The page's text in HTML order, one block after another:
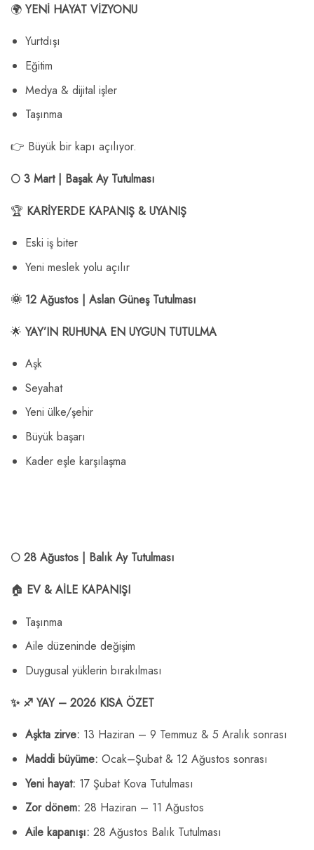
🌍 YENİ HAYAT VİZYONU
Yurtdışı
Eğitim
Medya & dijital işler
Taşınma
👉 Büyük bir kapı açılıyor.
🌕 3 Mart | Başak Ay Tutulması
🏆 KARİYERDE KAPANIŞ & UYANIŞ
Eski iş biter
Yeni meslek yolu açılır
🌞 12 Ağustos | Aslan Güneş Tutulması
🌟 YAY’IN RUHUNA EN UYGUN TUTULMA
Aşk
Seyahat
Yeni ülke/şehir
Büyük başarı
Kader eşle karşılaşma
🌕 28 Ağustos | Balık Ay Tutulması
🏠 EV & AİLE KAPANIŞI
Taşınma
Aile düzeninde değişim
Duygusal yüklerin bırakılması
✨ ♐ YAY – 2026 KISA ÖZET
Aşkta zirve: 13 Haziran – 9 Temmuz & 5 Aralık sonrası
Maddi büyüme: Ocak–Şubat & 12 Ağustos sonrası
Yeni hayat: 17 Şubat Kova Tutulması
Zor dönem: 28 Haziran – 11 Ağustos
Aile kapanışı: 28 Ağustos Balık Tutulması